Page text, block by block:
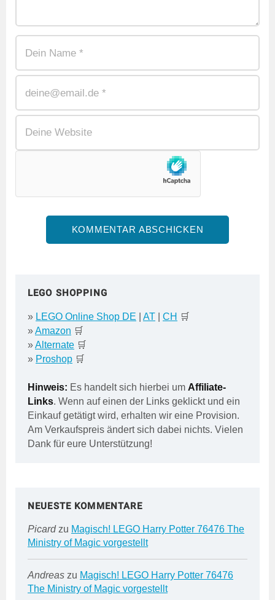
LEGO SHOPPING
» LEGO Online Shop DE AT CH 🛒
»Amazon 🛒
»Alternate 🛒
» Proshop 🛒
Hinweis: Es handelt sich hierbei um Affiliate-
Links. Wenn auf einen der Links geklickt und ein
Einkauf getätigt wird, erhalten wir eine Provision.
Am Verkaufspreis ändert sich dabei nichts. Vielen
Dank für eure Unterstützung!
NEUESTE KOMMENTARE
Picardzu Magisch! LEGO Harry Potter 76476 The
Ministry of Magic vorgestellt
Andreas zu Magisch! LEGO Harry Potter 76476
The Ministry of Magic vorgestellt